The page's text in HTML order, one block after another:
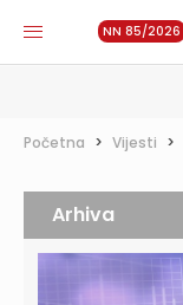
NN 85/2026
Početna > Vijesti >
Arhiva